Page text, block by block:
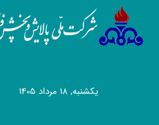
يکشنبه, 18 مرداد 1405